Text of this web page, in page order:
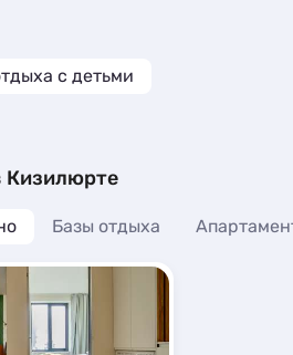
с детьми
Кизилюрте
Базы отдыха